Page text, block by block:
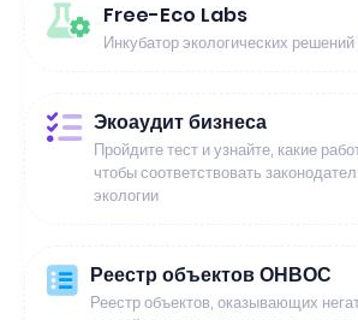
Free-Eco Labs
Инкубатор экологических
Экоаудит бизнеса
Пройдите тест и узнайте, какие
чтобы соответствовать
экологии
Реестр объектов ОНВОС
Реестр объектов, оказывающих